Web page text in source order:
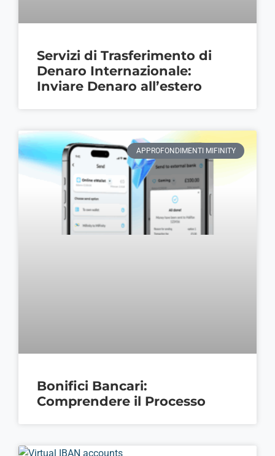
Servizi di Trasferimento di
Denaro Internazionale:
Inviare Denaro all’estero
APPROFONDIMENTI MIFINITY
Bonifici Bancari:
Comprendere il Processo